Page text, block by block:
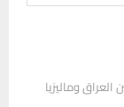
وماليزيا